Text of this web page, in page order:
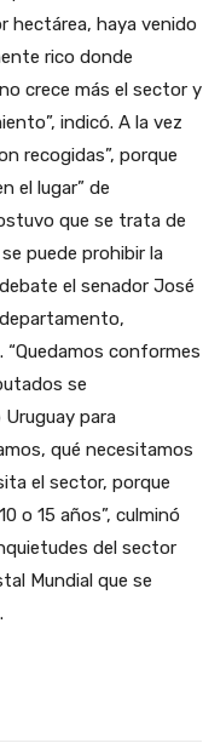
hectárea, haya venido
rico donde
crece más el sector y
indicó. A la vez
recogidas”, porque
el lugar” de
que se trata de
puede prohibir la
el senador José
conformes
se
para
qué necesitamos
el sector, porque
o 15 años”, culminó
del sector
Mundial que se